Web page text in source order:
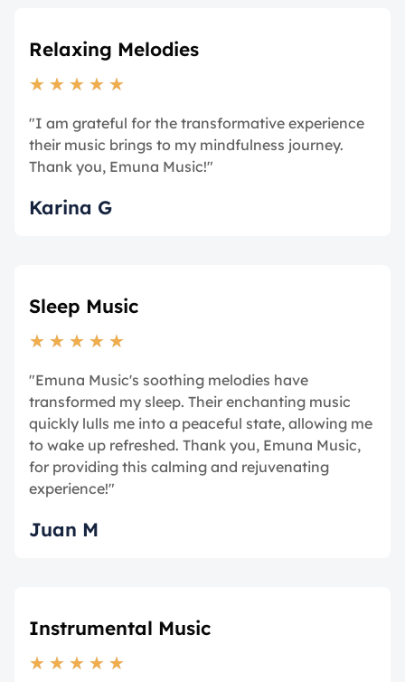
Relaxing Melodies
★ ★ ★ ★ ★
"I am grateful for the transformative experience
their music brings to my mindfulness journey.
Thank you, Emuna Music!"
Karina G
Sleep Music
★ ★ ★ ★ ★
"Emuna Music's soothing melodies have
transformed my sleep. Their enchanting music
quickly lulls me into a peaceful state, allowing me
to wake up refreshed. Thank you, Emuna Music,
for providing this calming and rejuvenating
experience!"
Juan M
Instrumental Music
★ ★ ★ ★ ★